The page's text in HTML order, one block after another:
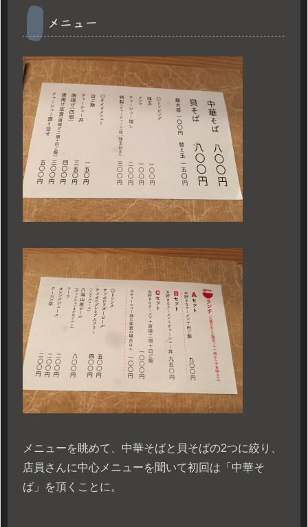
メニュー
メニューを眺めて、中華そばと貝そばの2つに絞り、
店員さんに中心メニューを聞いて初回は「中華そ
ば」を頂くことに。